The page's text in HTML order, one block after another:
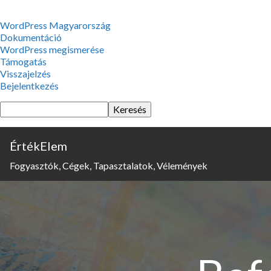
WordPress,
a
csodás
WordPress Magyarország
Dokumentáció
WordPress megismerése
Támogatás
Visszajelzés
Bejelentkezés
Keresés
ÉrtékElem
Fogyasztók, Cégek, Tapasztalatok, Vélemények